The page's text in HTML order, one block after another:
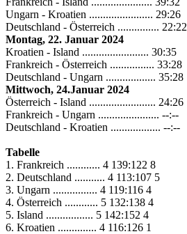
Ungarn - Kroatien ....................... 29:26
Deutschland - Österreich ............... 22:22
Montag, 22. Januar 2024
Kroatien - Island ........................ 30:35
Frankreich - Österreich ................ 33:28
Deutschland - Ungarn .................. 35:28
Mittwoch, 24.Januar 2024
Österreich - Island ........................ 24:26
Frankreich - Ungarn ...................... --:--
Deutschland - Kroatien .................. --:--
Tabelle
1. Frankreich ............ 4 139:122 8
2. Deutschland ........... 4 113:107 5
3. Ungarn ................ 4 119:116 4
4. Österreich ............ 5 132:138 4
5. Island ................. 5 142:152 4
6. Kroatien .............. 4 116:126 1